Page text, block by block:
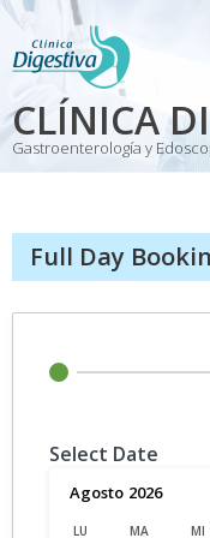
Skip
content
CLÍNICA
Gastroenterología y
Full Day
Select Date
Agosto 2026
LU MA MI